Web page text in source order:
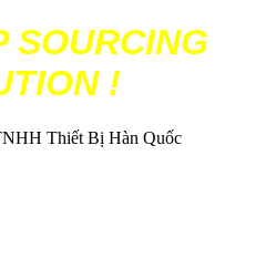
SOURCING
!
Thiết Bị Hàn Quốc